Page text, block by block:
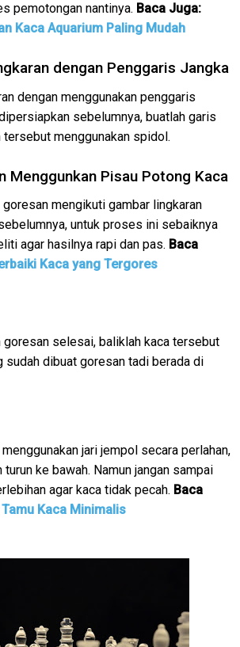
pemotongan nantinya. Baca Juga:
Kaca Aquarium Paling Mudah
dengan Penggaris Jangka
dengan menggunakan penggaris
sebelumnya, buatlah garis
menggunakan spidol.
Menggunkan Pisau Potong Kaca
goresan mengikuti gambar lingkaran
untuk proses ini sebaiknya
agar hasilnya rapi dan pas. Baca
Kaca yang Tergores
goresan selesai, baliklah kaca tersebut
sudah dibuat goresan tadi berada di
jari jempol secara perlahan,
turun ke bawah. Namun jangan sampai
agar kaca tidak pecah. Baca
Kaca Minimalis